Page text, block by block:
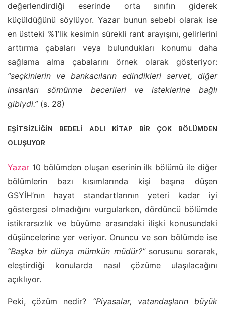
değerlendirdiği eserinde orta sınıfın giderek
küçüldüğünü söylüyor. Yazar bunun sebebi olarak ise
en üstteki %1’lik kesimin sürekli rant arayışını, gelirlerini
arttırma çabaları veya bulundukları konumu daha
sağlama alma çabalarını örnek olarak gösteriyor:
“seçkinlerin ve bankacıların edindikleri servet, diğer
insanları sömürme becerileri ve isteklerine bağlı
gibiydi.”(s. 28)
EŞİTSİZLİĞİN BEDELİ ADLI KİTAP BİR ÇOK BÖLÜMDEN
OLUŞUYOR
Yazar 10 bölümden oluşan eserinin ilk bölümü ile diğer
bölümlerin bazı kısımlarında kişi başına düşen
GSYİH’nın hayat standartlarının yeteri kadar iyi
göstergesi olmadığını vurgularken, dördüncü bölümde
istikrarsızlık ve büyüme arasındaki ilişki konusundaki
düşüncelerine yer veriyor. Onuncu ve son bölümde ise
“Başka bir dünya mümkün müdür?”sorusunu sorarak,
eleştirdiği konularda nasıl çözüme ulaşılacağını
açıklıyor.
Peki, çözüm nedir? “Piyasalar, vatandaşların büyük